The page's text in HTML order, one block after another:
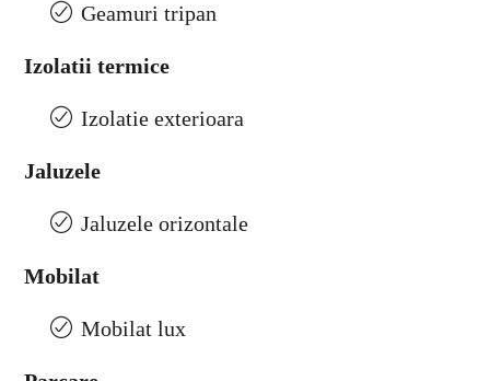
Geamuri tripan
Izolatii termice
Izolatie exterioara
Jaluzele
Jaluzele orizontale
Mobilat
Mobilat lux